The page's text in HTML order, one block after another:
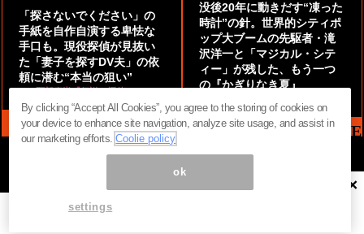
「探さないでください」の
手紙を自作自演する卑怯な
手口も。現役探偵が見抜い
た「妻子を探すDV夫」の依
頼に潜む“本当の狙い”
by 阿部泰尚『伝説の探偵』
没後20年に動きだす“凍った
時計”の針。世界的シティポ
ップ大ブームの先駆者・滝
沢洋一と「マジカル・シテ
ィー」が残した、もう一つ
の『かぎりなき夏』
MAG2 NEWS HEADLINE
ページ内の商標は全て商標権者に属します。無断転載を禁じます。 ©
まぐまぐ！
×
By clicking “Accept All Cookies”, you agree to the storing of cookies on
your device to enhance site navigation, analyze site usage, and assist in
our marketing efforts.Coolie policy
ok
settings